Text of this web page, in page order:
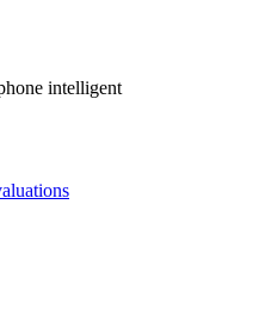
intelligent